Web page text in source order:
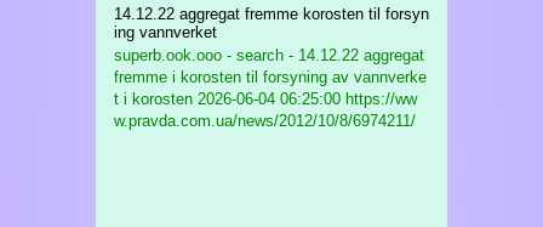
14.12.22 aggregat fremme korosten til forsyn
ing vannverket
superb.ook.ooo - search - 14.12.22 aggregat
fremme i korosten til forsyning av vannverke
t i korosten 2026-06-04 06:25:00 https://ww
w.pravda.com.ua/news/2012/10/8/6974211/